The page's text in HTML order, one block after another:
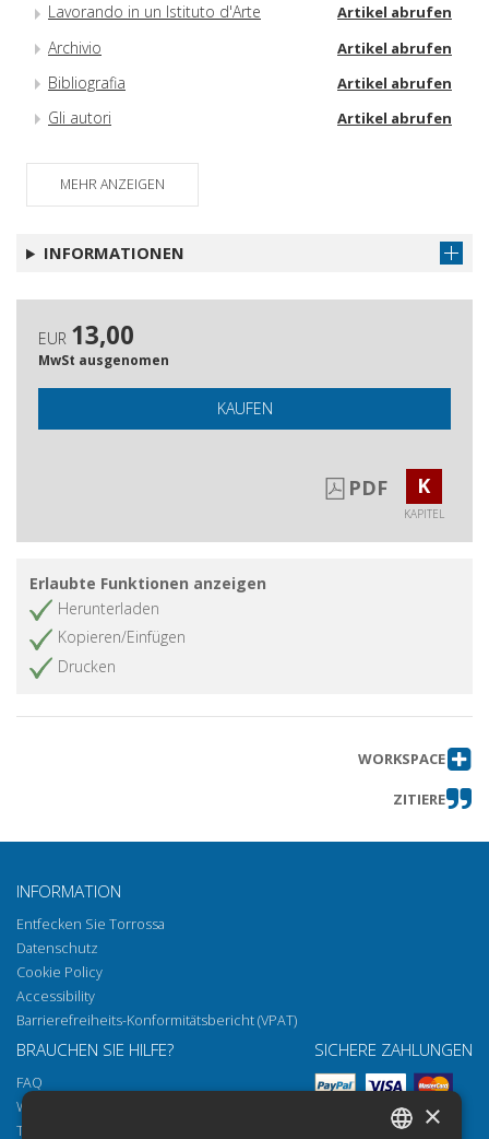
Lavorando in un Istituto d'Arte Artikel abrufen
Archivio Artikel abrufen
Bibliografia Artikel abrufen
Gli autori Artikel abrufen
MEHR ANZEIGEN
INFORMATIONEN
EUR 13,00
MwSt ausgenomen
KAUFEN
PDF K
KAPITEL
Erlaubte Funktionen anzeigen
Herunterladen
Kopieren/Einfügen
Drucken
WORKSPACE
ZITIERE
INFORMATION
Entfecken Sie Torrossa
Datenschutz
Cookie Policy
Accessibility
Barrierefreiheits-Konformitätsbericht (VPAT)
BRAUCHEN SIE HILFE?
FAQ
Wie öffnen Sie unsere Dokumente
Torrossa Reader
SICHERE ZAHLUNGEN
×